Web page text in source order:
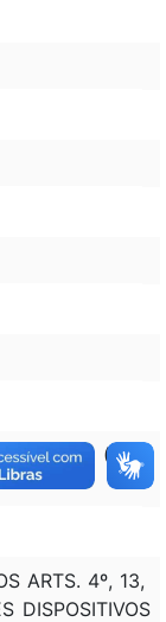
(ME);
ARTS. 4º, 13,
DISPOSITIVOS